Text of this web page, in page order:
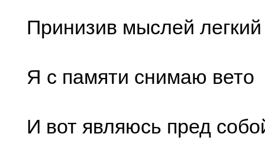
Принизив мыслей легкий
Я с памяти снимаю вето
И вот являюсь пред